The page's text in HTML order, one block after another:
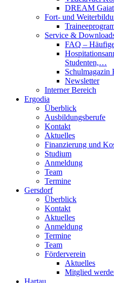
DREAM
Fort- und
Service &
FAQ –
Studenten,…
Schulmagazin
Newsletter
Interner Bereich
Ergodia
Überblick
Ausbildungsberufe
Kontakt
Aktuelles
Finanzierung und
Studium
Anmeldung
Team
Termine
Gersdorf
Überblick
Kontakt
Aktuelles
Anmeldung
Termine
Team
Förderverein
Aktuelles
Mitglied
Hartau